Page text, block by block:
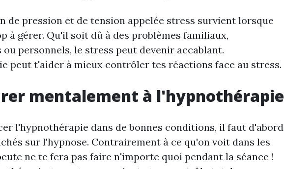
de pression et de tension appelée stress survient lorsque
à gérer. Qu'il soit dû à des problèmes familiaux,
personnels, le stress peut devenir accablant.
peut t'aider à mieux contrôler tes réactions face au stress.
mentalement à l'hypnothérapie
l'hypnothérapie dans de bonnes conditions, il faut d'abord
sur l'hypnose. Contrairement à ce qu'on voit dans les
ne te fera pas faire n'importe quoi pendant la séance !